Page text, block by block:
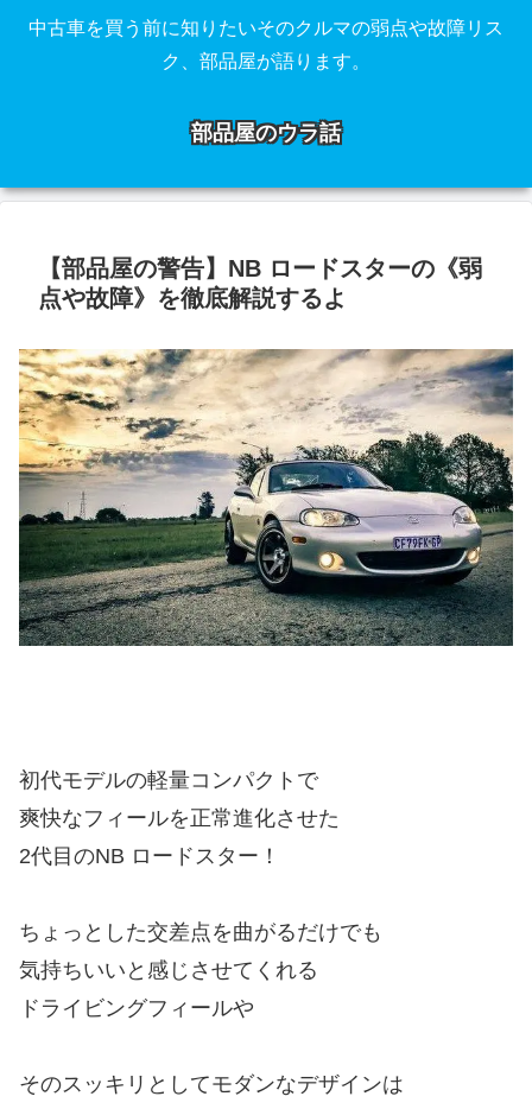
中古車を買う前に知りたいそのクルマの弱点や故障リス
ク、部品屋が語ります。
部品屋のウラ話
【部品屋の警告】NB ロードスターの《弱
点や故障》を徹底解説するよ
初代モデルの軽量コンパクトで
爽快なフィールを正常進化させた
2代目のNB ロードスター！
ちょっとした交差点を曲がるだけでも
気持ちいいと感じさせてくれる
ドライビングフィールや
そのスッキリとしてモダンなデザインは